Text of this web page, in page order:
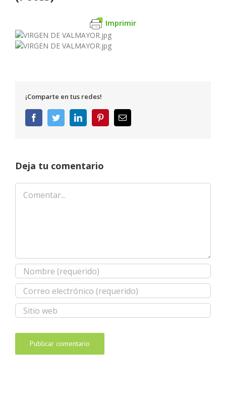
Imprimir
¡Comparte en tus redes!
FacebookTwitterLinkedInPinterestCorreo
electrónico
Deja tu comentario
Comentar